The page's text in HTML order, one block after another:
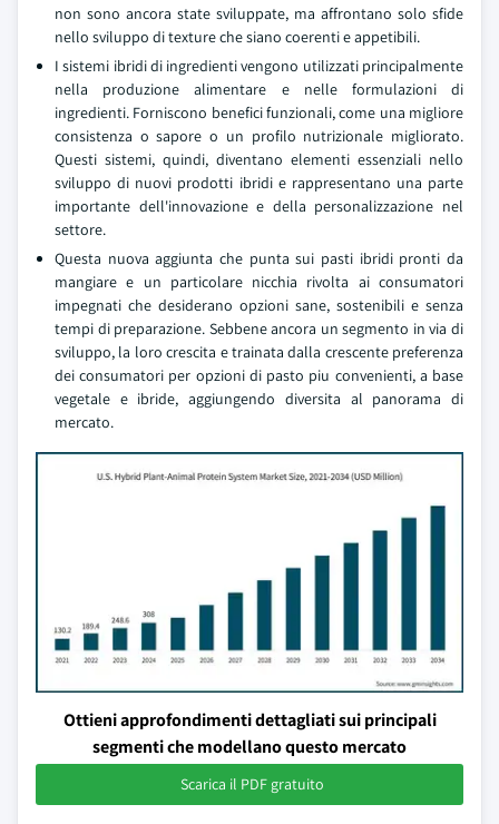
non sono ancora state sviluppate, ma affrontano solo sfide
nello sviluppo di texture che siano coerenti e appetibili.
I sistemi ibridi di ingredienti vengono utilizzati principalmente
nella produzione alimentare e nelle formulazioni di
ingredienti. Forniscono benefici funzionali, come una migliore
consistenza o sapore o un profilo nutrizionale migliorato.
Questi sistemi, quindi, diventano elementi essenziali nello
sviluppo di nuovi prodotti ibridi e rappresentano una parte
importante dell'innovazione e della personalizzazione nel
settore.
Questa nuova aggiunta che punta sui pasti ibridi pronti da
mangiare e un particolare nicchia rivolta ai consumatori
impegnati che desiderano opzioni sane, sostenibili e senza
tempi di preparazione. Sebbene ancora un segmento in via di
sviluppo, la loro crescita e trainata dalla crescente preferenza
dei consumatori per opzioni di pasto piu convenienti, a base
vegetale e ibride, aggiungendo diversita al panorama di
mercato.
Ottieni approfondimenti dettagliati sui principali
segmenti che modellano questo mercato
Scarica il PDF gratuito